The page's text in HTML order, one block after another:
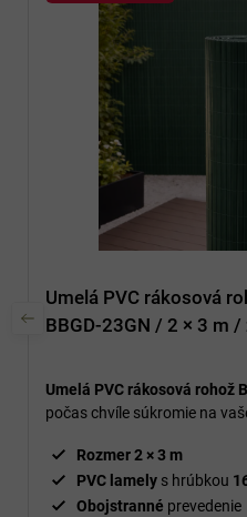
Umelá PVC rákosová
BBGD-23GN / 2 × 3 m /
Umelá PVC rákosová rohož
počas chvíle súkromie na
Rozmer 2 × 3 m
PVC lamely s hrúbkou
Obojstranné prevedenie